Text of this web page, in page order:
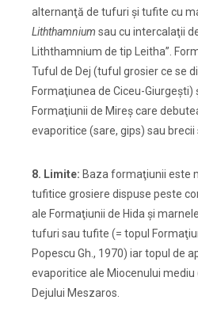
alternanţă de tufuri şi tufite cu
Liththamnium sau cu intercalaţii
Liththamnium de tip Leitha”.
Tuful de Dej (tuful grosier ce se
Formaţiunea de Ciceu-
Formaţiunii de Mireş care
evaporitice (sare, gips) sau brecii
8. Limite: Baza formaţiunii este
tufitice grosiere dispuse peste
ale Formaţiunii de Hida şi
tufuri sau tufite (= topul
Popescu Gh., 1970) iar topul de
evaporitice ale Miocenului
Dejului Meszaros.